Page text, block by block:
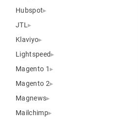
Hubspot
JTL
Klaviyo
Lightspeed
Magento 1
Magento 2
Magnews
Mailchimp